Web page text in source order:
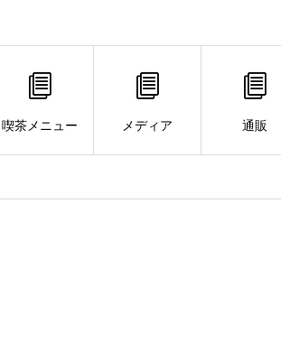
喫茶メニュー メディア 通販